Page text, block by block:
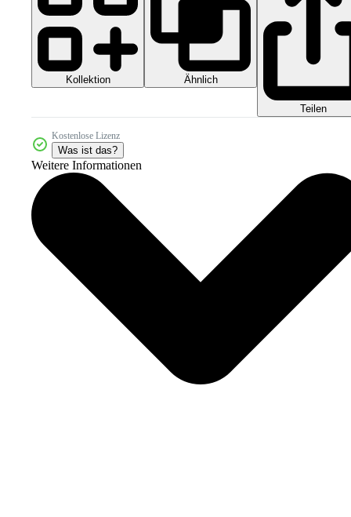
Kollektion Ähnlich
Teilen
Kostenlose Lizenz
Was ist das?
Weitere Informationen